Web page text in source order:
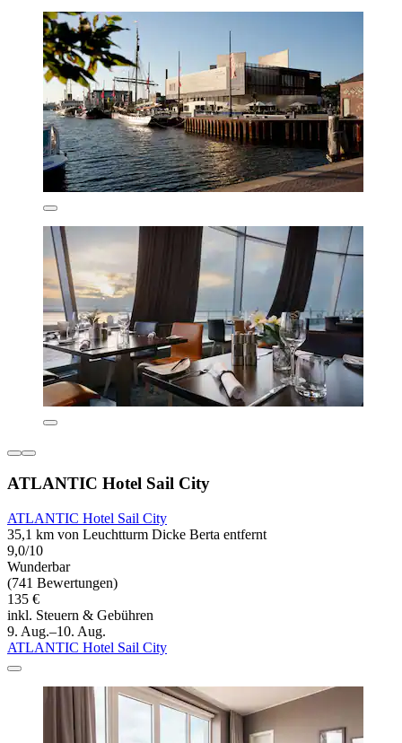
ATLANTIC Hotel Sail City
ATLANTIC Hotel Sail City
35,1 km von Leuchtturm Dicke Berta entfernt
9,0/10
Wunderbar
(741 Bewertungen)
135 €
inkl. Steuern & Gebühren
9. Aug.–10. Aug.
ATLANTIC Hotel Sail City